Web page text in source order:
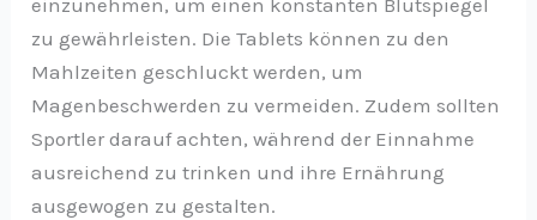
einzunehmen, um einen konstanten Blutspiegel
zu gewährleisten. Die Tablets können zu den
Mahlzeiten geschluckt werden, um
Magenbeschwerden zu vermeiden. Zudem sollten
Sportler darauf achten, während der Einnahme
ausreichend zu trinken und ihre Ernährung
ausgewogen zu gestalten.